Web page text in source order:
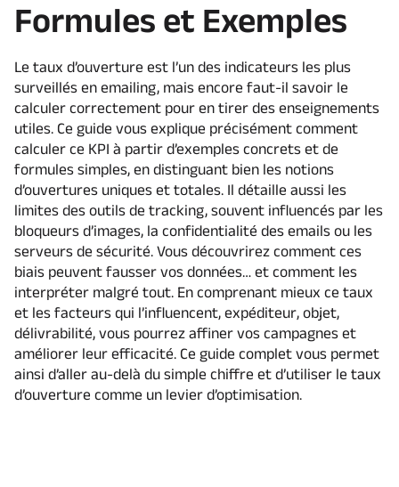
Formules et Exemples
Le taux d’ouverture est l’un des indicateurs les plus
surveillés en emailing, mais encore faut-il savoir le
calculer correctement pour en tirer des enseignements
utiles. Ce guide vous explique précisément comment
calculer ce KPI à partir d’exemples concrets et de
formules simples, en distinguant bien les notions
d’ouvertures uniques et totales. Il détaille aussi les
limites des outils de tracking, souvent influencés par les
bloqueurs d’images, la confidentialité des emails ou les
serveurs de sécurité. Vous découvrirez comment ces
biais peuvent fausser vos données… et comment les
interpréter malgré tout. En comprenant mieux ce taux
et les facteurs qui l’influencent, expéditeur, objet,
délivrabilité, vous pourrez affiner vos campagnes et
améliorer leur efficacité. Ce guide complet vous permet
ainsi d’aller au-delà du simple chiffre et d’utiliser le taux
d’ouverture comme un levier d’optimisation.